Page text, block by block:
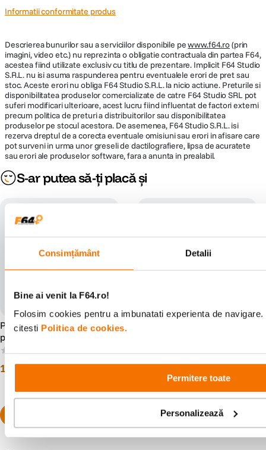
Consimțământ Detalii
Bine ai venit la F64.ro!
Folosim cookies pentru a imbunatati experienta de
citesti Politica de cookies.
Permitere toate
Personalizează
Informatii conformitate produs
Descrierea bunurilor sau a serviciilor disponibile pewww.f64.ro(prin
imagini, video etc.) nu reprezinta o obligatie contractuala din partea F64,
acestea fiind utilizate exclusiv cu titlu de prezentare. Implicit F64 Studio
S.R.L. nu isi asuma raspunderea pentru eventualele erori de pret sau
stoc. Aceste erori nu obliga F64 Studio S.R.L. la nicio actiune. Preturile si
disponibilitatea produselor comercializate de catre F64 Studio SRL pot
suferi modificari ulterioare, acest lucru fiind influentat de factori externi
precum politica de preturi a distribuitorilor sau disponibilitatea
produselor pe stocul acestora. De asemenea, F64 Studio S.R.L. isi
rezerva dreptul de a corecta eventuale omisiuni sau erori in afisare care
pot surveni in urma unor greseli de dactilografiere, lipsa de acuratete
sau erori ale produselor software, fara a anunta in prealabil.
S-ar putea să-ți placă și
Profoto Clic Softbox Octa
pentru Blituri Seria A
1 73900 lei
(1)